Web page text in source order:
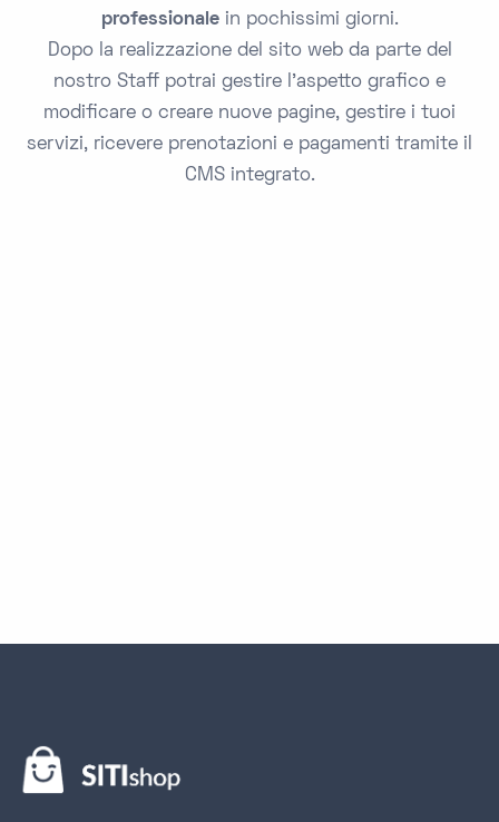
professionalein pochissimi giorni.
Dopo la realizzazione del sito web da parte del
nostro Staff potrai gestire l'aspetto grafico e
modificare o creare nuove pagine, gestire i tuoi
servizi, ricevere prenotazioni e pagamenti tramite il
CMS integrato.